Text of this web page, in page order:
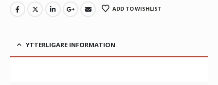
ADD TO WISHLIST
YTTERLIGARE INFORMATION